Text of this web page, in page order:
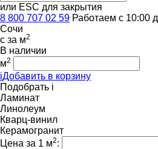
или ESC для закрытия
8 800 707 02 59 Работаем с 10:00
Сочи
c за м2
В наличии
м2
iДобавить в корзину
Подобрать i
Ламинат
Линолеум
Кварц-винил
Керамогранит
Цена за 1 м2: